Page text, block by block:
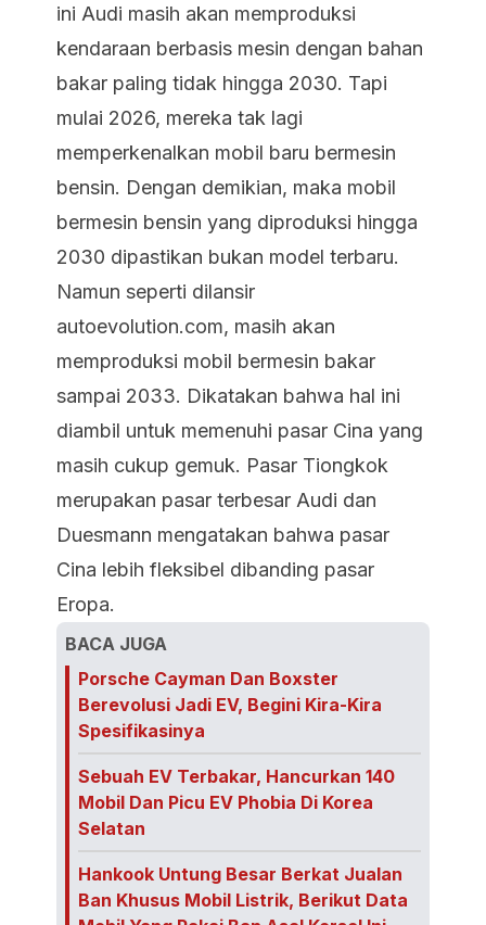
ini Audi masih akan memproduksi
kendaraan berbasis mesin dengan bahan
bakar paling tidak hingga 2030. Tapi
mulai 2026, mereka tak lagi
memperkenalkan mobil baru bermesin
bensin. Dengan demikian, maka mobil
bermesin bensin yang diproduksi hingga
2030 dipastikan bukan model terbaru.
Namun seperti dilansir
autoevolution.com, masih akan
memproduksi mobil bermesin bakar
sampai 2033. Dikatakan bahwa hal ini
diambil untuk memenuhi pasar Cina yang
masih cukup gemuk. Pasar Tiongkok
merupakan pasar terbesar Audi dan
Duesmann mengatakan bahwa pasar
Cina lebih fleksibel dibanding pasar
Eropa.
BACA JUGA
Porsche Cayman Dan Boxster
Berevolusi Jadi EV, Begini Kira-Kira
Spesifikasinya
Sebuah EV Terbakar, Hancurkan 140
Mobil Dan Picu EV Phobia Di Korea
Selatan
Hankook Untung Besar Berkat Jualan
Ban Khusus Mobil Listrik, Berikut Data